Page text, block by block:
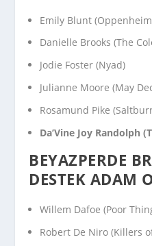
Emily Blunt (
Danielle Brooks (The
Jodie Foster (Nyad)
Julianne Moore (May
Rosamund Pike (
Da’Vine Joy Randolph (
BEYAZPERDE
DESTEK ADAM
Willem Dafoe (Poor
Robert De Niro (Killers